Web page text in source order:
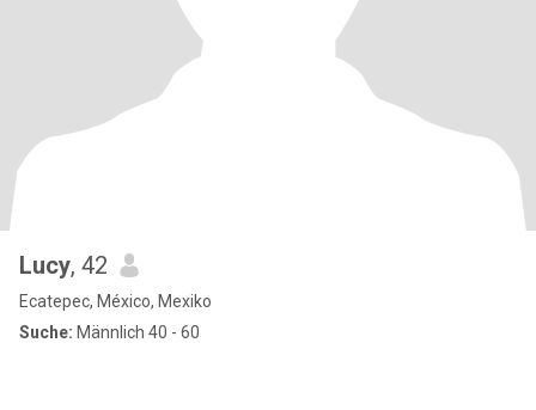
Lucy, 42
Ecatepec, México, Mexiko
Suche: Männlich 40 - 60